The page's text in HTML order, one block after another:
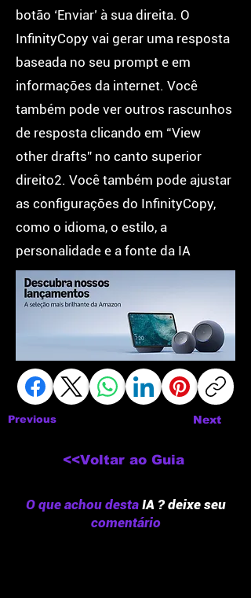
botão ‘Enviar’ à sua direita. O
InfinityCopy vai gerar uma resposta
baseada no seu prompt e em
informações da internet. Você
também pode ver outros rascunhos
de resposta clicando em “View
other drafts” no canto superior
direito2. Você também pode ajustar
as configurações do InfinityCopy,
como o idioma, o estilo, a
personalidade e a fonte da IA
Previous Next
<<Voltar ao Guia
O que achou desta IA ? deixe seu
comentário